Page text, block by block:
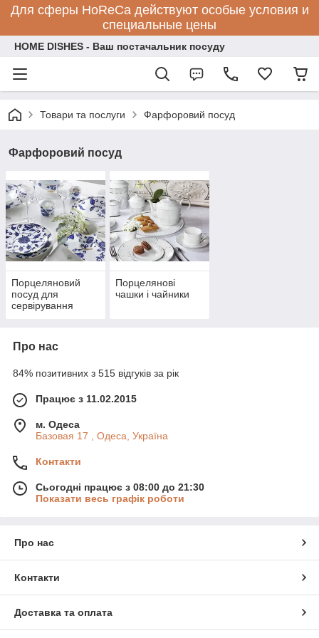
Для сферы HoReCa действуют особые условия и
специальные цены
HOME DISHES - Ваш постачальник посуду
Товари та послуги Фарфоровий посуд
Фарфоровий посуд
Порцеляновий
посуд для
сервірування
Порцелянові
чашки і чайники
Про нас
84% позитивних з 515 відгуків за рік
Працює з 11.02.2015
м. Одеса
Базовая 17 , Одеса, Україна
Контакти
Сьогодні працює з 08:00 до 21:30
Показати весь графік роботи
Про нас
Контакти
Доставка та оплата